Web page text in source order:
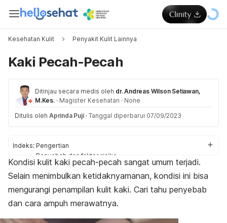
Kesehatan Kulit Penyakit Kulit Lainnya
Kaki Pecah-Pecah
Ditinjau secara medis oleh dr. Andreas Wilson Setiawan,
M.Kes. · Magister Kesehatan · None
Ditulis oleh Aprinda Puji · Tanggal diperbarui 07/09/2023
Indeks: Pengertian
Penyebab dan faktor risiko
Diagnosis
Pengobatan
Perawatan di rumah
Kondisi kulit kaki pecah-pecah sangat umum terjadi.
Selain menimbulkan ketidaknyamanan, kondisi ini bisa
mengurangi penampilan kulit kaki. Cari tahu penyebab
dan cara ampuh merawatnya.